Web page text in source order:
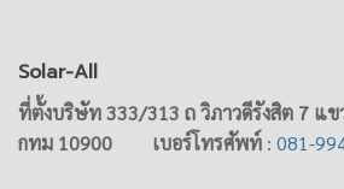
Solar-All
ที่ตั้งบริษัท 333/313 ถ วิภาวดีรังสิต 7 แข
กทม 10900
เบอร์โทรศัพท์ : 081-